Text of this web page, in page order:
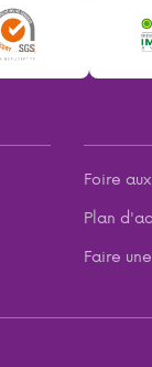
Foire
Plan
Faire